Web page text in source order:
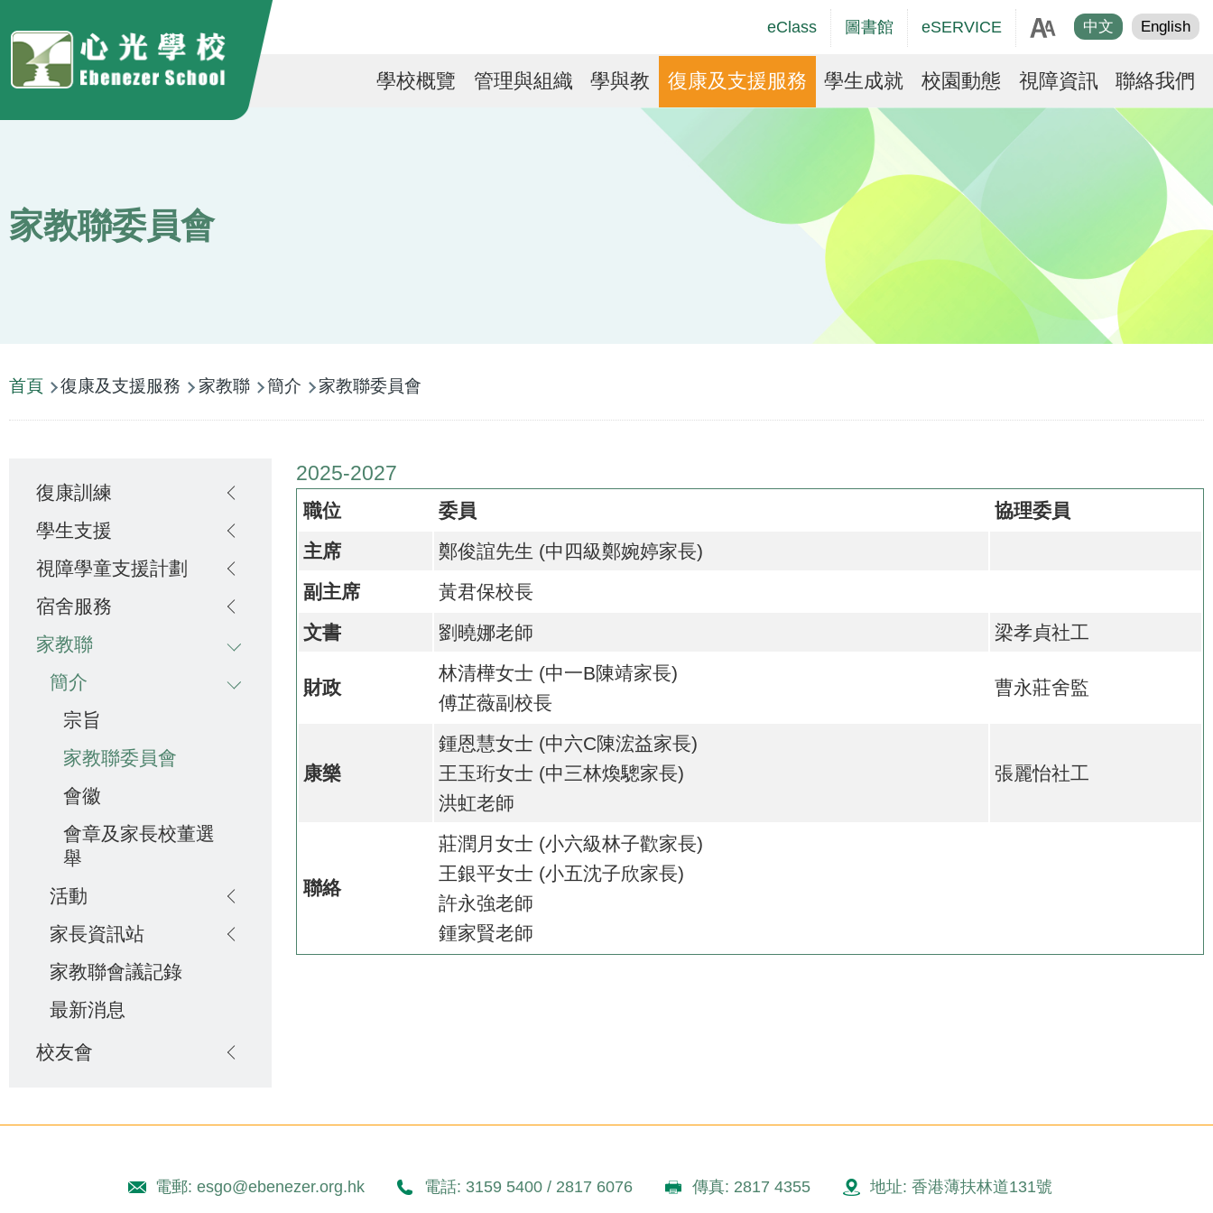
Social
Link
Language
switcher
中文 English
eClass 圖書館 eSERVICE
Main
學校概覽 管理與組織 學與教 復康及支援服務 學生成就 校園動態 視障資訊 聯絡我們
家教聯委員會
航
連
首頁 復康及支援服務 家教聯 簡介 家教聯委員會
2025-2027
職位 委員
協理委員
主席
鄭俊誼先生 (中四級鄭婉婷家長)
副主席
黃君保校長
文書
劉曉娜老師 梁孝貞社工
財政
林清樺女士 (中一B陳靖家長)
傅芷薇副校長
曹永莊舍監
康樂
鍾恩慧女士 (中六C陳浤益家長)
王玉珩女士 (中三林煥驄家長)
洪虹老師
張麗怡社工
聯絡
莊潤月女士 (小六級林子歡家長)
王銀平女士 (小五沈子欣家長)
許永強老師
鍾家賢老師
Main
navigation
復康訓練
學生支援
視障學童支援計劃
宿舍服務
家教聯
簡介
宗旨
家教聯委員會
會徽
會章及家長校董選
舉
活動
家長資訊站
家教聯會議記錄
最新消息
校友會
電郵: esgo@ebenezer.org.hk 電話: 3159 5400 / 2817 6076 傳真: 2817 4355 地址: 香港薄扶林道131號